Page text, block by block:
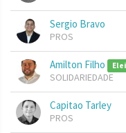
Sergio Bravo
PROS
Amilton Filho
SOLIDARIEDADE
Capitao Tarley
PROS